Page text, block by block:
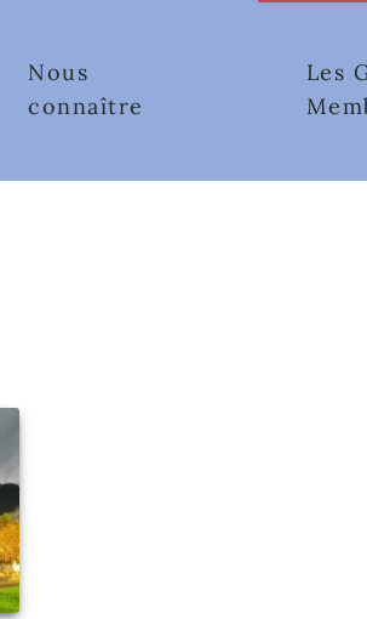
Nous
connaître
Les